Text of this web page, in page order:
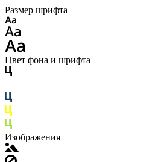
Размер шрифта
Цвет фона и шрифта
Изображения